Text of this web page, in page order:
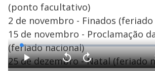
(ponto facultativo)
2 de novembro - Finados
15 de novembro - Proclamação
(feriado nacional)
25 de dezembro - Natal (feriado
P V A
L
o
a
d
e